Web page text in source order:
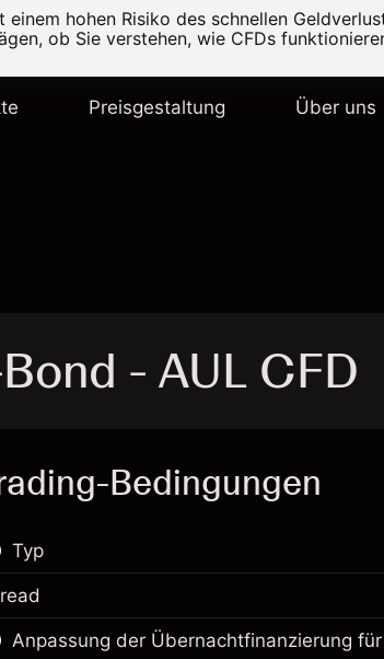
hohen Risiko des schnellen
ob Sie verstehen, wie CFDs
Preisgestaltung Über uns
- AUL CFD
Bedingungen
Typ
Dieser Finanzmarkt steht für das CFD-
zur Verfügung.
Anpassung der Übernachtfinanzierung